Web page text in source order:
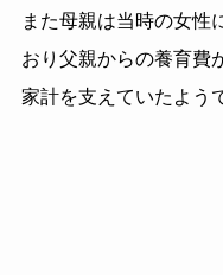
また母親は当時の女性
おり父親からの養育費
家計を支えていたよう